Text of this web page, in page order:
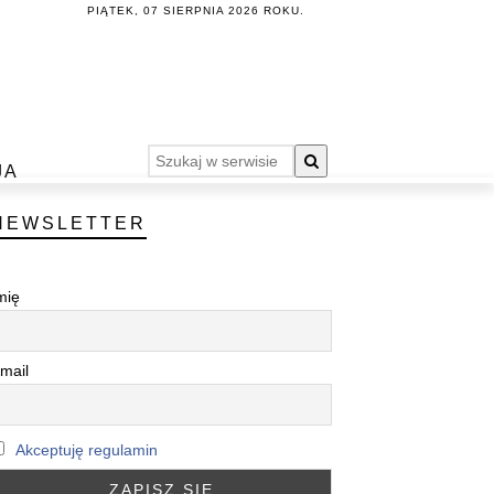
PIĄTEK, 07 SIERPNIA 2026 ROKU.
Akceptuję regulamin